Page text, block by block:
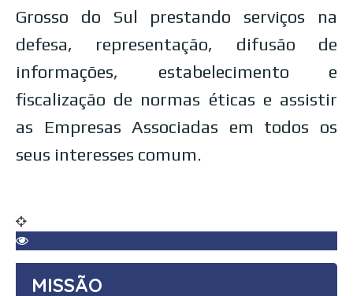
Grosso do Sul prestando serviços na
defesa, representação, difusão de
informações, estabelecimento e
fiscalização de normas éticas e assistir
as Empresas Associadas em todos os
seus interesses comum.
MISSÃO